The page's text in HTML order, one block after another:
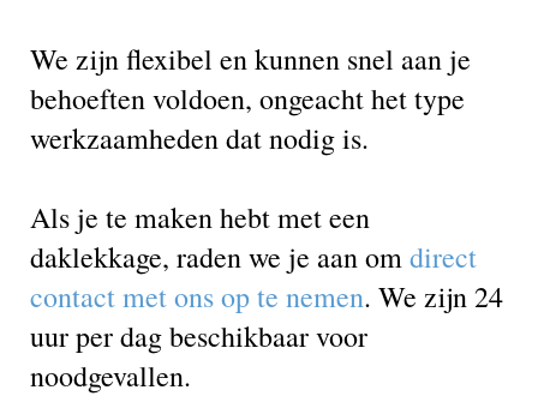
We zijn flexibel en kunnen snel aan je
behoeften voldoen, ongeacht het type
werkzaamheden dat nodig is.
Als je te maken hebt met een
daklekkage, raden we je aan omdirect
contact met ons op te nemen. We zijn 24
uur per dag beschikbaar voor
noodgevallen.